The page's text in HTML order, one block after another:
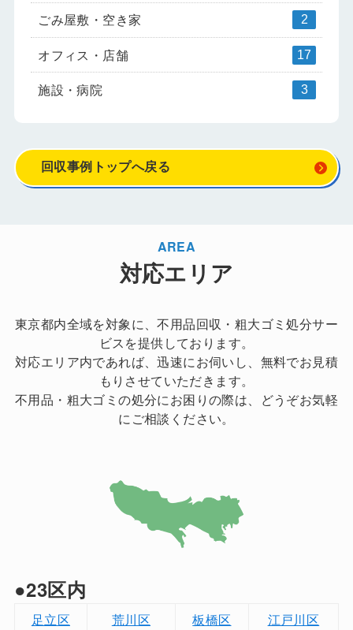
ごみ屋敷・空き家 2
オフィス・店舗 17
施設・病院 3
回収事例トップへ戻る
AREA
対応エリア
東京都内全域を対象に、不用品回収・粗大ゴミ処分サー
ビスを提供しております。
対応エリア内であれば、迅速にお伺いし、無料でお見積
もりさせていただきます。
不用品・粗大ゴミの処分にお困りの際は、どうぞお気軽
にご相談ください。
●23区内
足立区 荒川区 板橋区
江戸川区